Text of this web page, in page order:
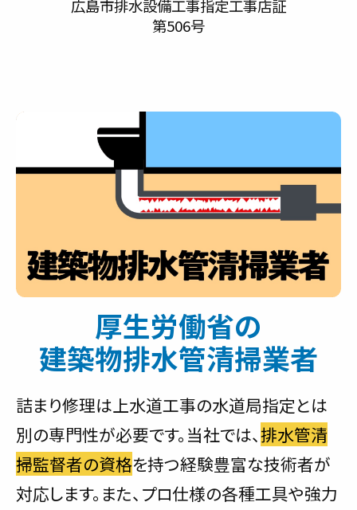
広島市排水設備工事指定工事店証
第506号
厚生労働省の
建築物排水管清掃業者
詰まり修理は上水道工事の水道局指定とは
別の専門性が必要です。当社では、排水管清
掃監督者の資格を持つ経験豊富な技術者が
対応します。また、プロ仕様の各種工具や強力